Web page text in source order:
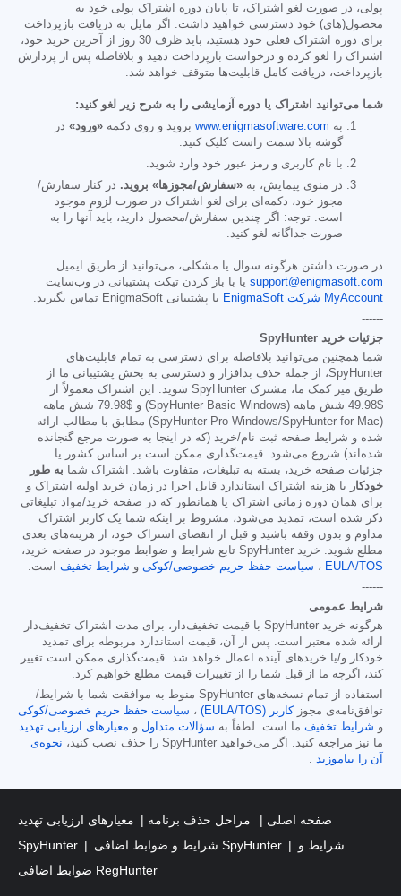
پولی، در صورت لغو اشتراک، تا پایان دوره اشتراک پولی خود به
محصول(های) خود دسترسی خواهید داشت. اگر مایل به دریافت بازپرداخت
برای دوره اشتراک فعلی خود هستید، باید ظرف 30 روز از آخرین خرید خود،
اشتراک را لغو کرده و درخواست بازپرداخت دهید و بلافاصله پس از پردازش
بازپرداخت، دریافت کامل قابلیت‌ها متوقف خواهد شد.
شما می‌توانید اشتراک یا دوره آزمایشی را به شرح زیر لغو کنید:
به www.enigmasoftware.com بروید و روی دکمه «ورود» در
گوشه بالا سمت راست کلیک کنید.
با نام کاربری و رمز عبور خود وارد شوید.
در منوی پیمایش، به «سفارش/مجوزها» بروید. در کنار سفارش/
مجوز خود، دکمه‌ای برای لغو اشتراک در صورت لزوم موجود
است. توجه: اگر چندین سفارش/محصول دارید، باید آنها را به
صورت جداگانه لغو کنید.
در صورت داشتن هرگونه سوال یا مشکلی، می‌توانید از طریق ایمیل
support@enigmasoft.com یا با باز کردن تیکت پشتیبانی در وب‌سایت
MyAccount شرکت EnigmaSoft
با پشتیبانی EnigmaSoft تماس بگیرید.
------
جزئیات خرید SpyHunter
شما همچنین می‌توانید بلافاصله برای دسترسی به تمام قابلیت‌های
SpyHunter، از جمله حذف بدافزار و دسترسی به بخش پشتیبانی ما از
طریق میز کمک ما، مشترک SpyHunter شوید. این اشتراک معمولاً از
$49.98
شش ماهه (SpyHunter Basic Windows) و $79.98
شش ماهه
(SpyHunter Pro Windows/SpyHunter for Mac) مطابق با مطالب ارائه
شده و شرایط صفحه ثبت نام/خرید (که در اینجا به صورت مرجع گنجانده
شده‌اند) شروع می‌شود. قیمت‌گذاری ممکن است بر اساس کشور یا
جزئیات صفحه خرید، بسته به تبلیغات، متفاوت باشد. اشتراک شما به طور
خودکار
با هزینه اشتراک استاندارد قابل اجرا در زمان خرید اولیه اشتراک و
برای همان دوره زمانی اشتراک یا همانطور که در صفحه خرید/مواد تبلیغاتی
ذکر شده است، تمدید می‌شود، مشروط بر اینکه شما یک کاربر اشتراک
مداوم و بدون وقفه باشید و قبل از انقضای اشتراک خود، از هزینه‌های بعدی
مطلع شوید. خرید SpyHunter تابع شرایط و ضوابط موجود در صفحه خرید،
EULA/TOS ، سیاست حفظ حریم خصوصی/کوکی و شرایط تخفیف است.
------
شرایط عمومی
هرگونه خرید SpyHunter با قیمت تخفیف‌دار، برای مدت اشتراک تخفیف‌دار
ارائه شده معتبر است. پس از آن، قیمت استاندارد مربوطه برای تمدید
خودکار و/یا خریدهای آینده اعمال خواهد شد. قیمت‌گذاری ممکن است تغییر
کند، اگرچه ما از قبل شما را از تغییرات قیمت مطلع خواهیم کرد.
استفاده از تمام نسخه‌های SpyHunter منوط به موافقت شما با شرایط/
توافق‌نامه‌ی مجوز کاربر (EULA/TOS) ، سیاست حفظ حریم خصوصی/کوکی
و شرایط تخفیف ما است. لطفاً به سؤالات متداول و معیارهای ارزیابی تهدید
ما نیز مراجعه کنید. اگر می‌خواهید SpyHunter را حذف نصب کنید،
نحوه‌ی
آن را بیاموزید .
صفحه اصلی مراحل حذف برنامه
معیارهای ارزیابی تهدید
SpyHunter
شرایط و ضوابط اضافی SpyHunter
شرایط و
ضوابط اضافی RegHunter